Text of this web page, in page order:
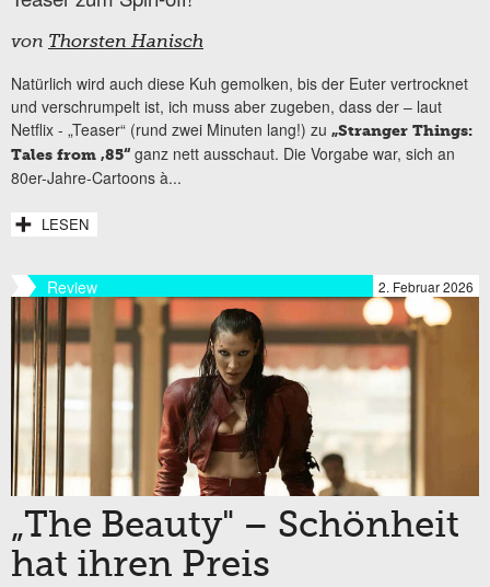
von Thorsten Hanisch
Natürlich wird auch diese Kuh gemolken, bis der Euter vertrocknet
und verschrumpelt ist, ich muss aber zugeben, dass der – laut
Netflix - „Teaser“ (rund zwei Minuten lang!) zu „Stranger Things:
Tales from ‚85“ ganz nett ausschaut. Die Vorgabe war, sich an
80er-Jahre-Cartoons à...
LESEN
Review 2. Februar 2026
„The Beauty" – Schönheit
hat ihren Preis